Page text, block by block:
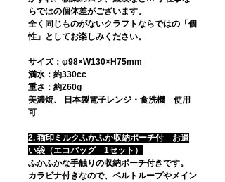
らではの個体差がございます。
全く同じものがないクラフトならではの「個
性」としてお楽しみください。
サイズ：φ98×W130×H75mm
満水：約330cc
重さ：約260g
美濃焼、 日本製電子レンジ・食洗機 使用
可
2. 猫印ミルクふかふか収納ポーチ付 お遣
い袋（エコバッグ 1セット）
ふかふかな手触りの収納ポーチ付きです。
カラビナ付きなので、ベルトループやメイン